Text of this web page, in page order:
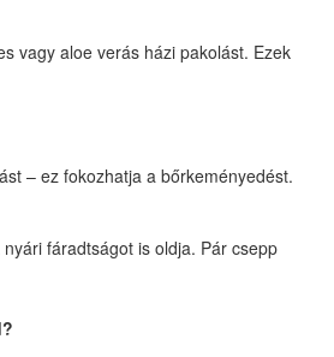
vagy aloe verás házi pakolást. Ezek
– ez fokozhatja a bőrkeményedést.
fáradtságot is oldja. Pár csepp